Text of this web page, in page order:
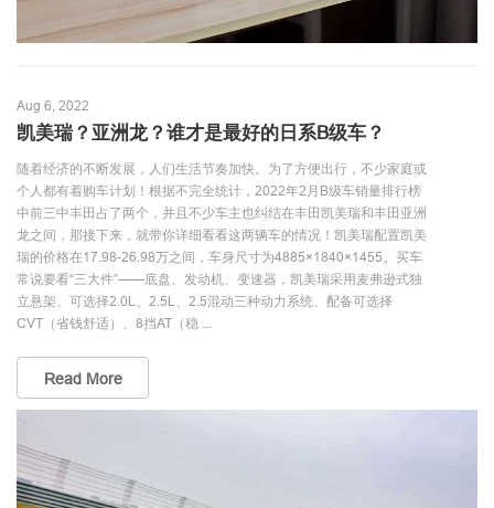
Aug 6, 2022
凯美瑞？亚洲龙？谁才是最好的日系B级车？
随着经济的不断发展，人们生活节奏加快。为了方便出行，不少家庭或
个人都有着购车计划！根据不完全统计，2022年2月B级车销量排行榜
中前三中丰田占了两个，并且不少车主也纠结在丰田凯美瑞和丰田亚洲
龙之间，那接下来，就带你详细看看这两辆车的情况！凯美瑞配置凯美
瑞的价格在17.98-26.98万之间，车身尺寸为4885×1840×1455。买车
常说要看“三大件”——底盘、发动机、变速器，凯美瑞采用麦弗逊式独
立悬架、可选择2.0L、2.5L、2.5混动三种动力系统、配备可选择
CVT（省钱舒适）、8挡AT（稳 ...
Read More